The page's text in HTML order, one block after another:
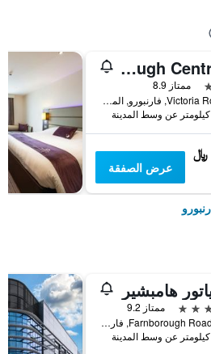
Travelodge Farnborough Central
ممتاز 8.9
Victoria Road, فارنبورو, المملكة المتحدة
عرض الصفقة
هامبشير
ممتاز 9.2
55 Farnborough Road, فارنبورو, المملكة المتحدة